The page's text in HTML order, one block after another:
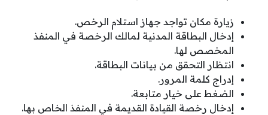
زيارة مكان تواجد جهاز استلام الرخص.
إدخال البطاقة المدنية لمالك الرخصة في المنفذ
المخصص لها.
انتظار التحقق من بيانات البطاقة.
إدراج كلمة المرور.
الضغط على خيار متابعة.
إدخال رخصة القيادة القديمة في المنفذ الخاص بها.